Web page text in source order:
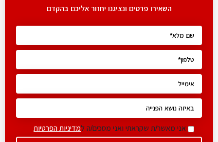
השאירו פרטים ונציגנו יחזור אליכם בהקדם
אני מאשר/ת שקראתי ואני מסכים/ה למדיניות הפרטיות